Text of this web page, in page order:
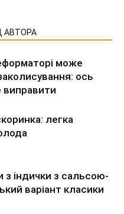
АВТОРА
може
ось
виправити
легка
індички з сальсою-
варіант класики